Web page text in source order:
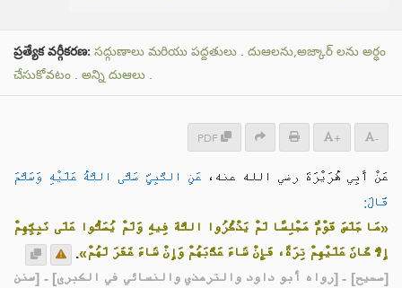
ప్రత్యేక వర్గీకరణ: సద్గుణాలు మరియు పద్దతులు . దుఆలను,అజ్కార్ లను అర్ధం
చేసుకోవటం . అన్ని దుఆలు .
PDF + -
عَنْ أَبِي هُرَيْرَةَ رضي الله عنه، عَنِ النَّبِيِّ صَلَّى اللَّهُ عَلَيْهِ وَسَلَّمَ
قَالَ:
«مَا جَلَسَ قَوْمٌ مَجْلِسًا لَمْ يَذْكُرُوا اللَّهَ فِيهِ وَلَمْ يُصَلُّوا عَلَى نَبِيِّهِمْ
إِلاَّ كَانَ عَلَيْهِمْ تِرَةً، فَإِنْ شَاءَ عَذَّبَهُمْ وَإِنْ شَاءَ غَفَرَ لَهُمْ».
[صحيح] - [رواه أبو داود والترمذي والنسائي في الكبرى] - [سنن